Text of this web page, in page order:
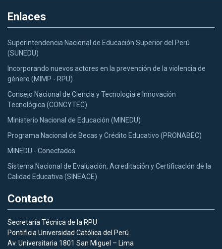
Enlaces
Superintendencia Nacional de Educación Superior del Perú
(SUNEDU)
Incorporando nuevos actores en la prevención de la violencia de
género (MIMP - RPU)
Consejo Nacional de Ciencia y Tecnologia e Innovación
Tecnológica (CONCYTEC)
Ministerio Nacional de Educación (MINEDU)
Programa Nacional de Becas y Crédito Educativo (PRONABEC)
MINEDU - Conectados
Sistema Nacional de Evaluación, Acreditación y Certificación de la
Calidad Educativa (SINEACE)
Contacto
Secretaría Técnica de la RPU
Pontificia Universidad Católica del Perú
Av. Universitaria 1801 San Miguel – Lima